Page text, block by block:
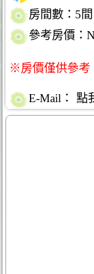
房間數：5間
參考房價：
※房價僅供參考
E-Mail： 點